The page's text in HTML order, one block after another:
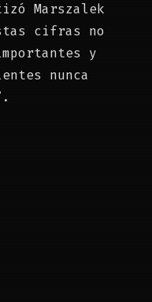
Marszalek
cifras no
y
nunca